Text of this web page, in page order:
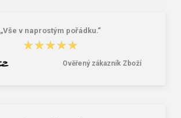
„Vše v naprostým pořádku.“
★★★★★
★★★★★
Ověřený zákazník Zboží